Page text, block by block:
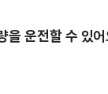
을 운전할 수 있